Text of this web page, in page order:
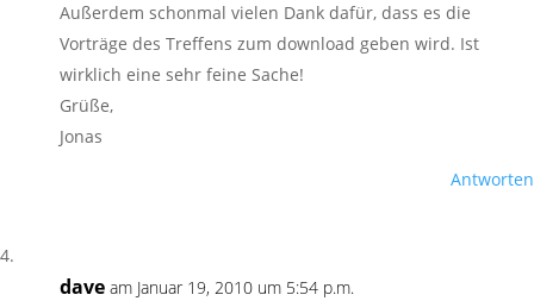
Außerdem schonmal vielen Dank dafür, dass es die
Vorträge des Treffens zum download geben wird. Ist
wirklich eine sehr feine Sache!
Grüße,
Jonas
Antworten
dave am Januar 19, 2010 um 5:54 p.m.